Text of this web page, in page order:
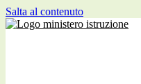
Salta al contenuto